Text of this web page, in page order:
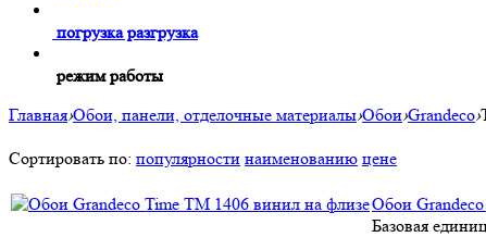
погрузка разгрузка
режим работы
Главная›Обои, панели, отделочные материалы›Обои›Grandeco›
Сортировать по: популярности наименованию цене
Обои
Базовая